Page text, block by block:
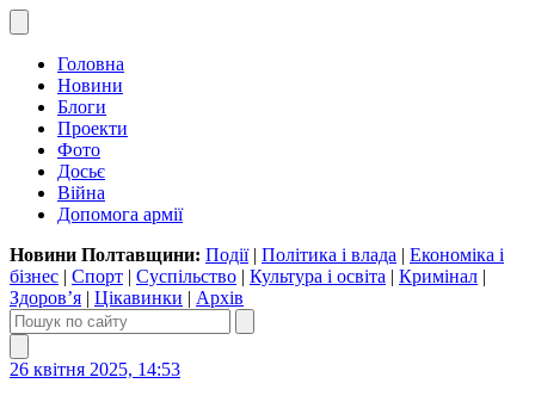
Головна
Новини
Блоги
Проекти
Фото
Досьє
Війна
Допомога армії
Новини Полтавщини: Події| Політика і влада | Економіка і
бізнес | Спорт | Суспільство | Культура і освіта | Кримінал |
Здоров’я | Цікавинки | Архів
26 квітня 2025, 14:53